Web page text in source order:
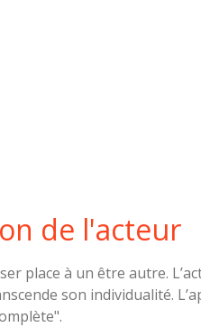
de l'acteur
place à un être autre.
son individualité.